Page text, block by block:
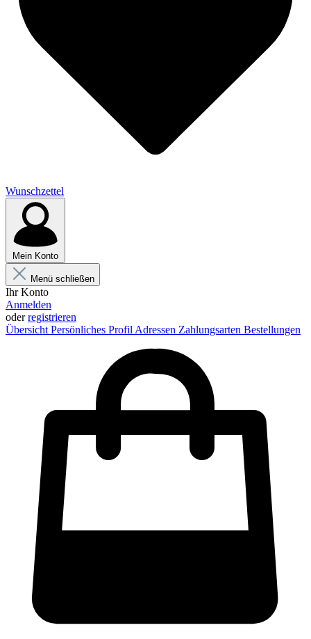
Wunschzettel
Mein Konto
Menü schließen
Ihr Konto
Anmelden
oderregistrieren
Übersicht Persönliches Profil Adressen Zahlungsarten Bestellungen